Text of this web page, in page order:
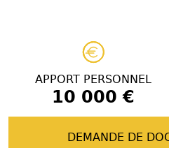
APPORT PERSONNEL
10 000 €
DEMANDE DE